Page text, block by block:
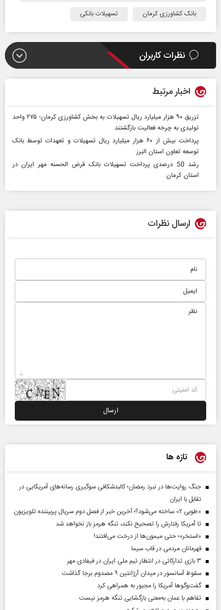
بانک کشاورزی کرمان تسهیلات بانکی
نظرات کاربران
اخبار مرتبط
تزریق ۹۰ هزار میلیارد ریال تسهیلات به بخش کشاورزی کرمان؛ ۲۷۵ واحد
تولیدی به چرخه فعالیت بازگشتند
پرداخت بیش از ۶۰ هزار میلیارد ریال تسهیلات و تعهدات توسط بانک
توسعه تعاون استان البرز
رشد 50 درصدی پرداخت تسهیلات بانک قرض الحسنه مهر ایران در
استان کرمان
ارسال نظرات
تازه ها
جنگ روایت‌ها در نبرد رمضان؛ کالبدشکافی سوگیری رسانه‌های آمریکایی در
تقابل با ایران
«طوبی ۲» ساخته می‌شود؟؛ آخرین خبر از فصل دوم سریال پربیننده تلویزیون
تا آمریکا رفتارش را تصحیح نکند، تنگه هرمز باز نخواهد شد
«استخر»‌‌؛ حتی میمون‌ها از درخت می‌افتند!
قهرمانان مردمی در قاب سیما
۳ بازی تدارکاتی در انتظار تیم ملی ایران در فیفادی مهر
سقوط آسانسور در میدان آرژانتین ۹ مصدوم برجا گذاشت
گفت‌وگوها آمریکا را مجبور به همراهی کرد
تفاهم با عمان به‌معنی بازگشایی تنگه هرمز نیست